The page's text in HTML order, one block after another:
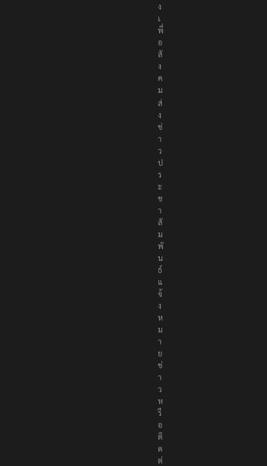
ง
เ
พื่
อ
สั
ง
ค
ม
ส่
ง
ข่
า
ว
ป
ร
ะ
ช
า
สั
ม
พั
น
ธ์
แ
จ้
ง
ห
ม
า
ย
ข่
า
ว
ห
รื
อ
ติ
ด
ต่